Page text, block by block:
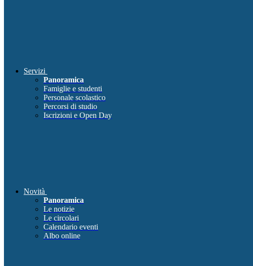
Servizi
Panoramica
Famiglie e studenti
Personale scolastico
Percorsi di studio
Iscrizioni e Open Day
Novità
Panoramica
Le notizie
Le circolari
Calendario eventi
Albo online